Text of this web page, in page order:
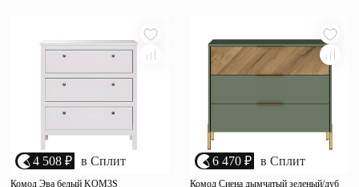
Освещение
Декор
О нас
4 508 ₽ в Сплит
Комод Эва белый KOM3S
6 470 ₽ в Сплит
Комод Сиена дымчатый зеленый/дуб